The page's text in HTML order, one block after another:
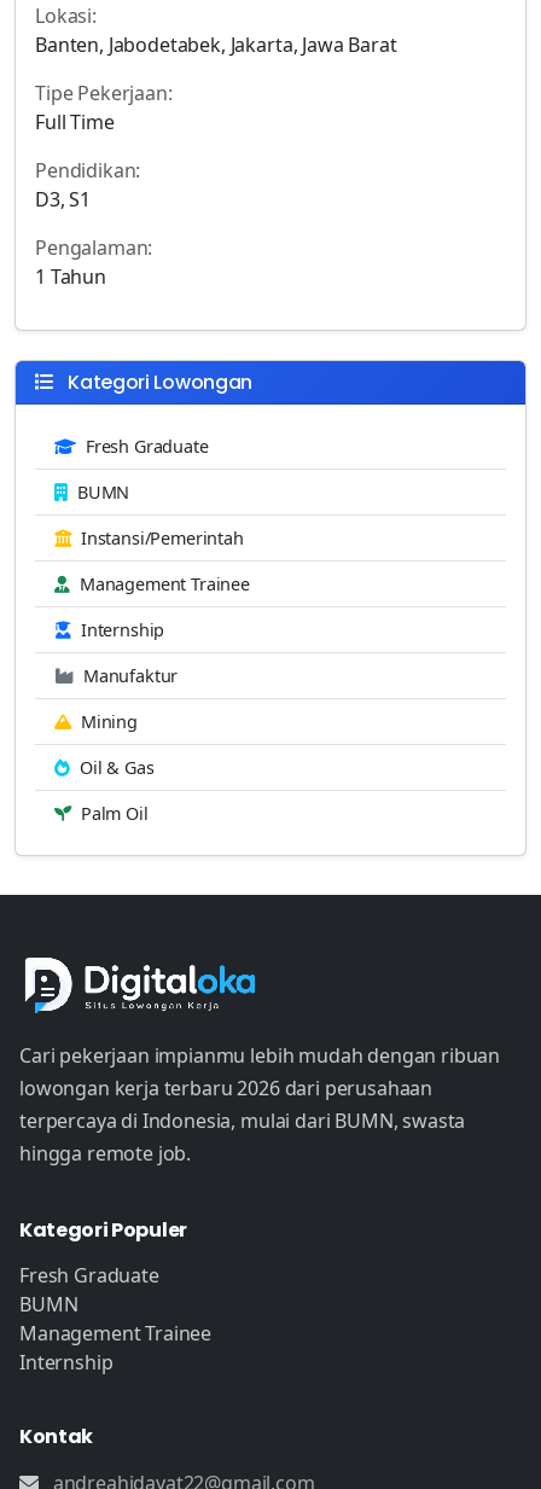
Lokasi:
Banten, Jabodetabek, Jakarta, Jawa Barat
Tipe Pekerjaan:
Full Time
Pendidikan:
D3, S1
Pengalaman:
1 Tahun
Kategori Lowongan
Fresh Graduate
BUMN
Instansi/Pemerintah
Management Trainee
Internship
Manufaktur
Mining
Oil & Gas
Palm Oil
Cari pekerjaan impianmu lebih mudah dengan ribuan
lowongan kerja terbaru 2026 dari perusahaan
terpercaya di Indonesia, mulai dari BUMN, swasta
hingga remote job.
Kategori Populer
Fresh Graduate
BUMN
Management Trainee
Internship
Kontak
andreahidayat22@gmail.com